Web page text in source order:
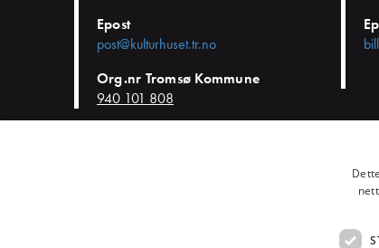
Epost
post@kulturhuset.tr.no
Org.nr Tromsø Kommune
940 101 808
Endre